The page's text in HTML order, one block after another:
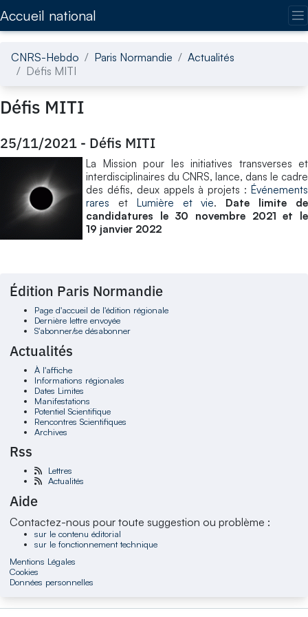
Accueil national
CNRS-Hebdo Paris Normandie
Actualités
Défis MITI
Défis MITI
25/11/2021 - Défis MITI
La Mission pour les initiatives transverses et
interdisciplinaires du CNRS, lance, dans le cadre
des défis, deux appels à projets : Événements
rares et Lumière et vie. Date limite de
candidatures le 30 novembre 2021 et le
19 janvier 2022
Édition Paris Normandie
Page d'accueil de l'édition régionale
Dernière lettre envoyée
S'abonner/se désabonner
Actualités
À l'affiche
Informations régionales
Dates Limites
Manifestations
Potentiel Scientifique
Rencontres Scientifiques
Archives
Rss
Lettres
Actualités
Aide
Contactez-nous pour toute suggestion ou problème :
sur le contenu éditorial
sur le fonctionnement technique
Mentions Légales
Cookies
Données personnelles